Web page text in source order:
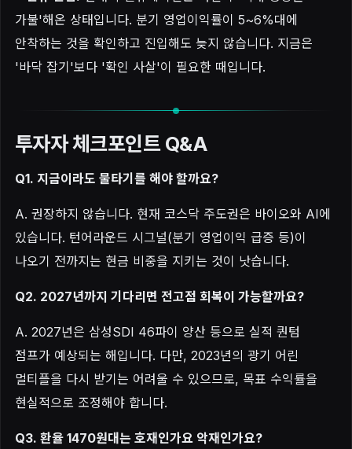
가불'해온 상태입니다. 분기 영업이익률이 5~6%대에
안착하는 것을 확인하고 진입해도 늦지 않습니다. 지금은
'바닥 잡기'보다 '확인 사살'이 필요한 때입니다.
투자자 체크포인트 Q&A
Q1. 지금이라도 물타기를 해야 할까요?
A. 권장하지 않습니다. 현재 코스닥 주도권은 바이오와 AI에
있습니다. 턴어라운드 시그널(분기 영업이익 급증 등)이
나오기 전까지는 현금 비중을 지키는 것이 낫습니다.
Q2. 2027년까지 기다리면 전고점 회복이 가능할까요?
A. 2027년은 삼성SDI 46파이 양산 등으로 실적 퀀텀
점프가 예상되는 해입니다. 다만, 2023년의 광기 어린
멀티플을 다시 받기는 어려울 수 있으므로, 목표 수익률을
현실적으로 조정해야 합니다.
Q3. 환율 1470원대는 호재인가요 악재인가요?